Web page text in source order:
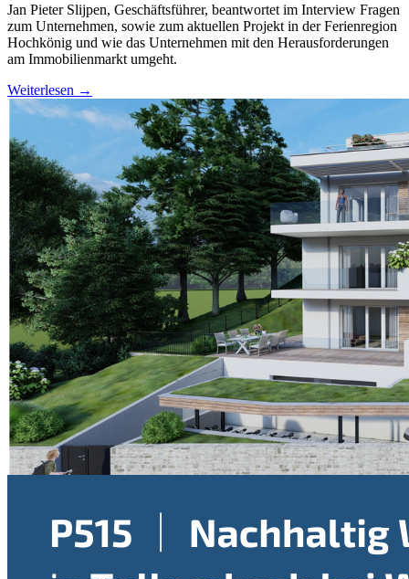
Jan Pieter Slijpen, Geschäftsführer, beantwortet im Interview Fragen
zum Unternehmen, sowie zum aktuellen Projekt in der Ferienregion
Hochkönig und wie das Unternehmen mit den Herausforderungen
am Immobilienmarkt umgeht.
Weiterlesen →